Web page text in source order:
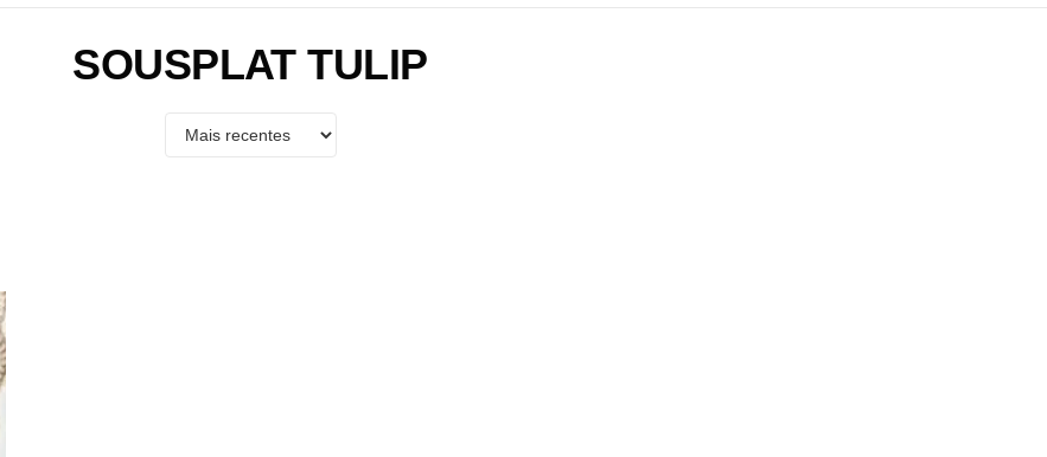
SOUSPLAT TULIP